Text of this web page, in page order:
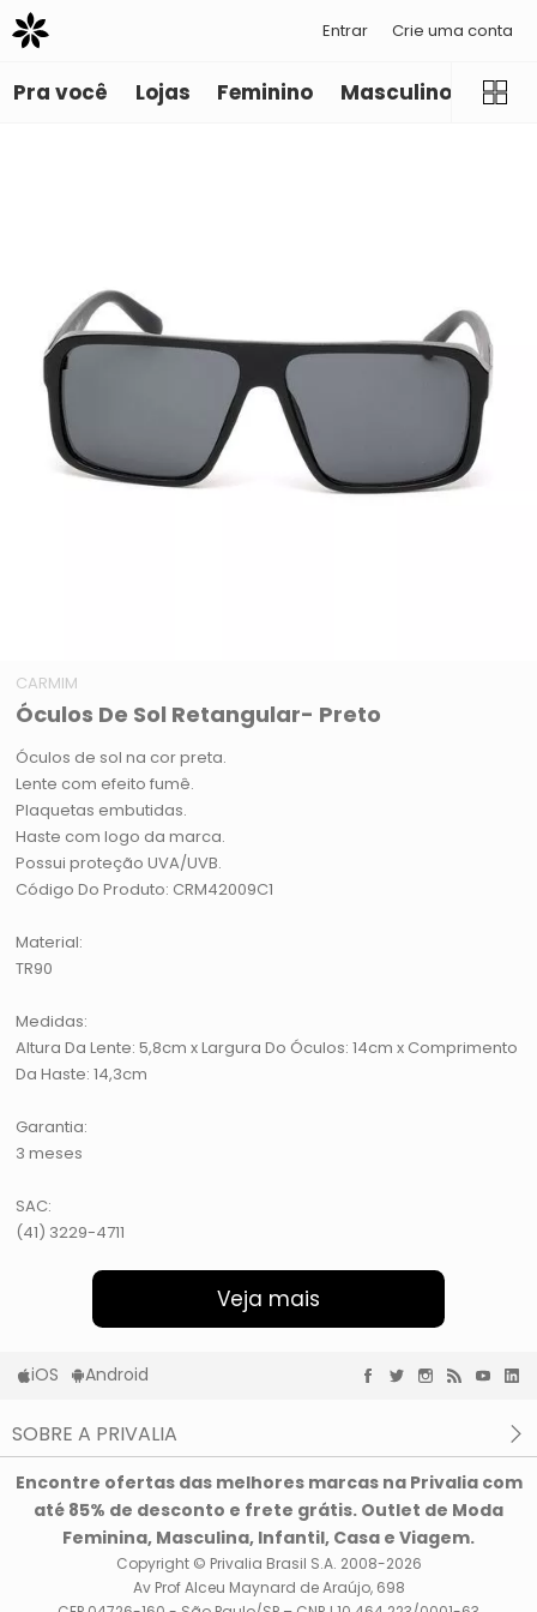
Entrar Crie uma conta
Pra você Lojas Feminino Masculino
CARMIM
Óculos De Sol Retangular- Preto
Óculos de sol na cor preta.
Lente com efeito fumê.
Plaquetas embutidas.
Haste com logo da marca.
Possui proteção UVA/UVB.
Código Do Produto: CRM42009C1
Material:
TR90
Medidas:
Altura Da Lente: 5,8cm x Largura Do Óculos: 14cm x Comprimento
Da Haste: 14,3cm
Garantia:
3 meses
SAC:
(41) 3229-4711
Veja mais
iOS Android
SOBRE A PRIVALIA
Privacidade e Cookies
Condições de uso
Encontre ofertas das melhores marcas na Privalia com
até 85% de desconto e frete grátis. Outlet de Moda
Feminina, Masculina, Infantil, Casa e Viagem.
Copyright © Privalia Brasil S.A. 2008-2026
Av Prof Alceu Maynard de Araújo, 698